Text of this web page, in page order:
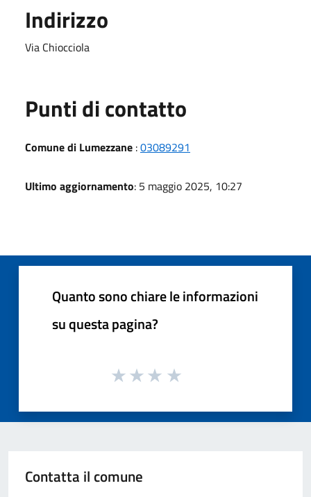
Indirizzo
Via Chiocciola
Punti di contatto
Comune di Lumezzane :03089291
Ultimo aggiornamento: 5 maggio 2025, 10:27
Quanto sono chiare le informazioni
su questa pagina?
Contatta il comune